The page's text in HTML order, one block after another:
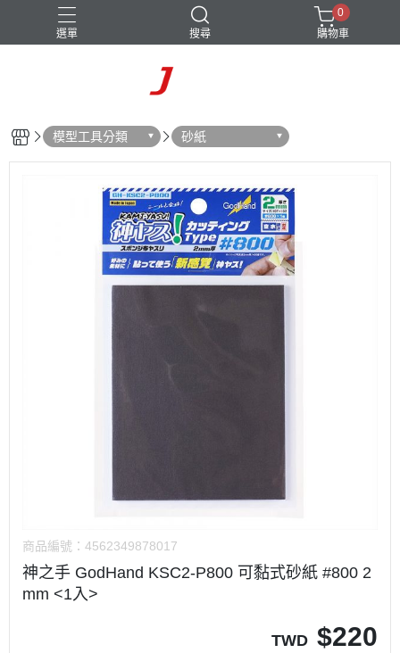
選單 搜尋
0
購物車
模型工具分類 砂紙
商品編號： 4562349878017
神之手 GodHand KSC2-P800 可黏式砂紙 #800 2
mm <1入>
TWD $220